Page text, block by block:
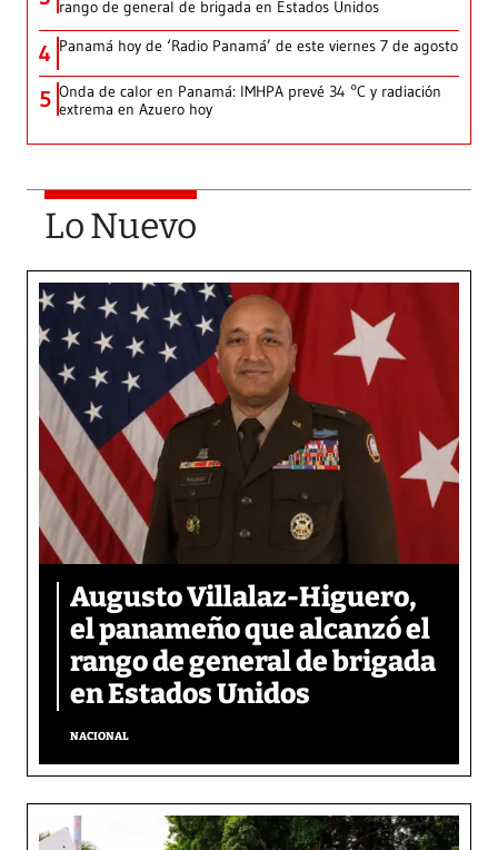
rango de general de brigada en Estados Unidos
4 Panamá hoy de ‘Radio Panamá’ de este viernes 7 de agosto
5 Onda de calor en Panamá: IMHPA prevé 34 °C y radiación
extrema en Azuero hoy
Lo Nuevo
Augusto Villalaz-Higuero,
el panameño que alcanzó el
rango de general de brigada
en Estados Unidos
NACIONAL